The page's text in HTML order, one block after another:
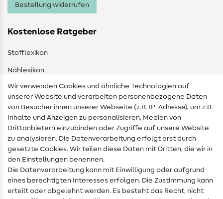
Bestellung widerrufen
Kostenlose Ratgeber
Stofflexikon
Nählexikon
Nähanleitungen
Hilfe & Kontakt
Kontakt
Infos zum Betreiberwechsel
Widerrufsrecht
Wir verwenden Cookies und ähnliche Technologien auf
unserer Website und verarbeiten personenbezogene Daten
von Besucher:innen unserer Webseite (z.B. IP-Adresse), um z.B.
Inhalte und Anzeigen zu personalisieren, Medien von
Drittanbietern einzubinden oder Zugriffe auf unsere Website
zu analysieren. Die Datenverarbeitung erfolgt erst durch
gesetzte Cookies. Wir teilen diese Daten mit Dritten, die wir in
den Einstellungen benennen.
Die Datenverarbeitung kann mit Einwilligung oder aufgrund
eines berechtigten Interesses erfolgen. Die Zustimmung kann
erteilt oder abgelehnt werden. Es besteht das Recht, nicht